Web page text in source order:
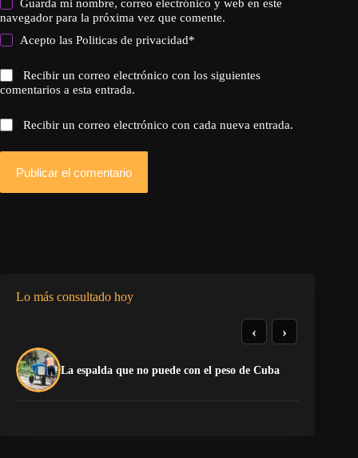
Guarda mi nombre, correo electrónico y web en este
navegador para la próxima vez que comente.
Acepto lasPoliticas de privacidad*
Recibir un correo electrónico con los siguientes
comentarios a esta entrada.
Recibir un correo electrónico con cada nueva entrada.
Publicar el comentario
Lo más consultado hoy
La espalda que no puede con el peso de Cuba
‹ ›